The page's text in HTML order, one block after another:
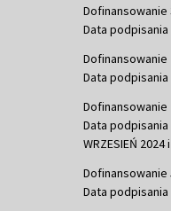
Dofinansowanie
Data podpisania
Dofinansowanie
Data podpisania
Dofinansowanie
Data
WRZESIEŃ 2024
Dofinansowanie
Data podpisania